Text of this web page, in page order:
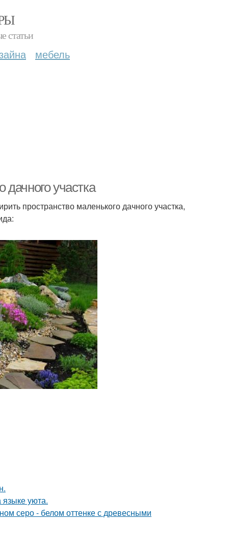
статьи
мебель
участка
пространство маленького дачного участка,
уюта.
серо - белом оттенке с древесными